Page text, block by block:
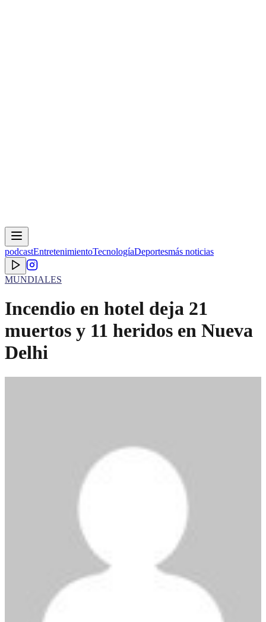
podcastEntretenimientoTecnologíaDeportesmás noticias
MUNDIALES
Incendio en hotel deja 21
muertos y 11 heridos en Nueva
Delhi